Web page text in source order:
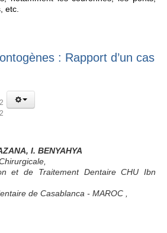
etc.
: Rapport d’un cas
I. BENYAHYA
et de Traitement Dentaire CHU Ibn
de Casablanca - MAROC ,